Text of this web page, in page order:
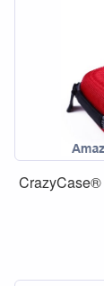
CrazyCase®